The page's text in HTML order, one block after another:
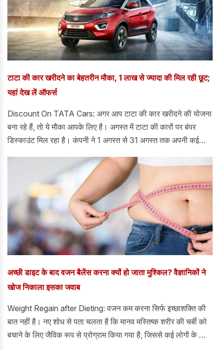
टाटा की कार खरीदने का बेहतरीन मौका, 1 लाख से ज्यादा की मिल रही छूट;
यहां देख लें ऑफर्स
Discount On TATA Cars: अगर आप टाटा की कार खरीदने की योजना
बना रहे हैं, तो ये मौका आपके लिए है। अगस्त में टाटा की कारों पर बंपर
डिस्काउंट मिल रहा है। कंपनी ने 1 अगस्त से 31 अगस्त तक अपनी कई
अच्छी डाइट के बाद वजन बैलेंस करना क्यों हो जाता मुश्किल? वैज्ञानिकों ने
खोज निकाला इसका जवाब
Weight Regain after Dieting: वजन कम करना सिर्फ इच्छाशक्ति की
बात नहीं है। नए शोध से पता चलता है कि मानव मस्तिष्क शरीर की चर्बी को
बचाने के लिए जैविक रूप से प्रोग्राम किया गया है, जिससे कई लोगों के लिए